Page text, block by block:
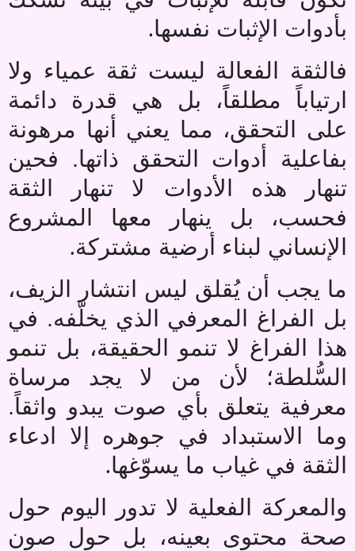
بأدوات الإثبات نفسها.
فالثقة الفعالة ليست ثقة عمياء ولا
ارتياباً مطلقاً، بل هي قدرة دائمة
على التحقق، مما يعني أنها مرهونة
بفاعلية أدوات التحقق ذاتها. فحين
تنهار هذه الأدوات لا تنهار الثقة
فحسب، بل ينهار معها المشروع
الإنساني لبناء أرضية مشتركة.
ما يجب أن يُقلق ليس انتشار الزيف،
بل الفراغ المعرفي الذي يخلّفه. في
هذا الفراغ لا تنمو الحقيقة، بل تنمو
السُّلطة؛ لأن من لا يجد مرساة
معرفية يتعلق بأي صوت يبدو واثقاً.
وما الاستبداد في جوهره إلا ادعاء
الثقة في غياب ما يسوّغها.
والمعركة الفعلية لا تدور اليوم حول
صحة محتوى بعينه، بل حول صون